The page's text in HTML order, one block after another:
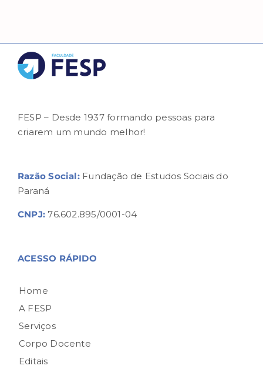
FESP – Desde 1937 formando pessoas para
criarem um mundo melhor!
Razão Social:Fundação de Estudos Sociais do
Paraná
CNPJ: 76.602.895/0001-04
ACESSO RÁPIDO
Home
A FESP
Serviços
Corpo Docente
Editais